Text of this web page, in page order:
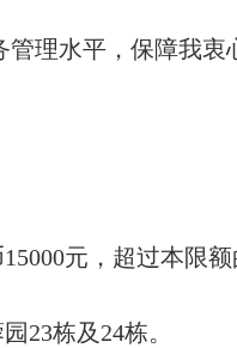
理水平，保障我
元，超过本限
23栋及24栋。